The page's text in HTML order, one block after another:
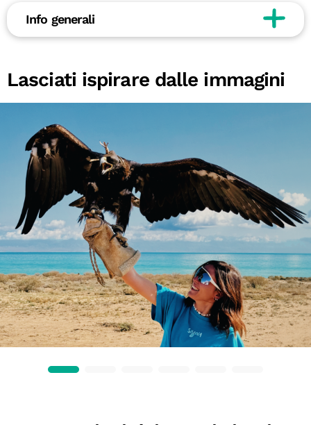
Info generali
Lasciati ispirare dalle immagini